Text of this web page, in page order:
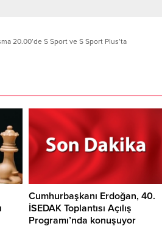
20.00’de S Sport ve S Sport Plus’ta
Cumhurbaşkanı Erdoğan, 40.
İSEDAK Toplantısı Açılış
Programı’nda konuşuyor